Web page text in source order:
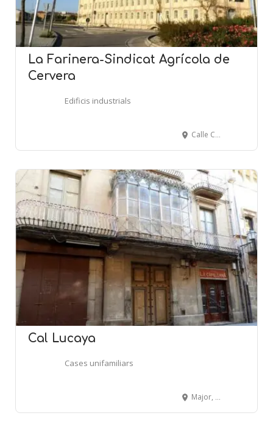
La Farinera-Sindicat Agrícola de
Cervera
Edificis industrials
Calle Castellnou - Av. dels Pirineus - CERVERA
Cal Lucaya
Cases unifamiliars
Major, 94 - CERVERA